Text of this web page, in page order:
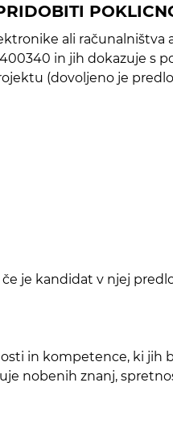
ali računalništva
in jih dokazuje s
(dovoljeno je
je kandidat v njej
in kompetence, ki jih
nobenih znanj,